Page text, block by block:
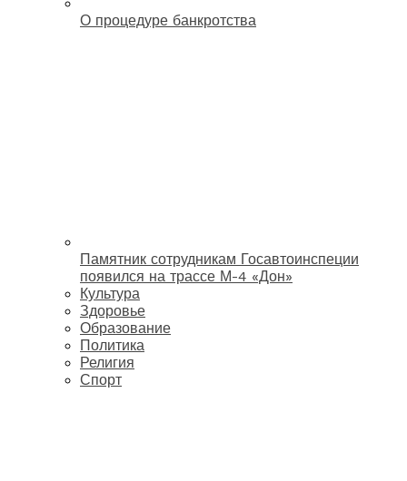
О процедуре банкротства
Памятник сотрудникам Госавтоинспеции
появился на трассе М-4 «Дон»
Культура
Здоровье
Образование
Политика
Религия
Спорт